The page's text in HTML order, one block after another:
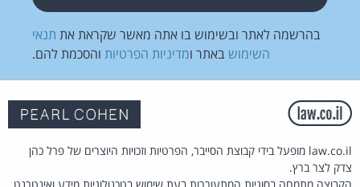
בהרשמה לאתר ובשימוש בו אתה מאשר שקראת את תנאי
השימוש באתר ומדיניות הפרטיות והסכמת להם.
law.co.il מופעל בידי קבוצת הסייבר, הפרטיות וזכויות היוצרים של פרל כהן
צדק לצר ברץ.